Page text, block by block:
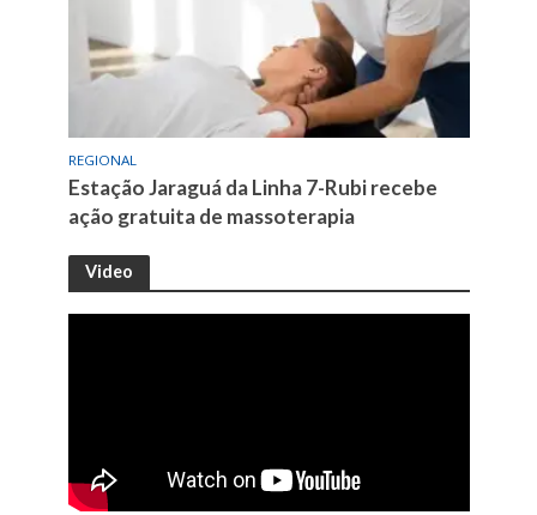
REGIONAL
Estação Jaraguá da Linha 7-Rubi recebe
ação gratuita de massoterapia
Video